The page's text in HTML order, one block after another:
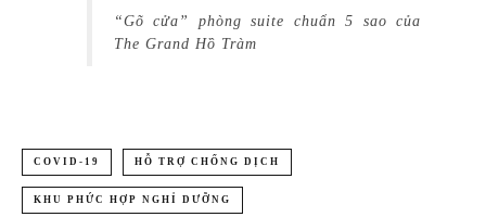
“Gõ cửa” phòng suite chuẩn 5 sao của
The Grand Hồ Tràm
COVID-19 HỖ TRỢ CHỐNG DỊCH
KHU PHỨC HỢP NGHỈ DƯỠNG